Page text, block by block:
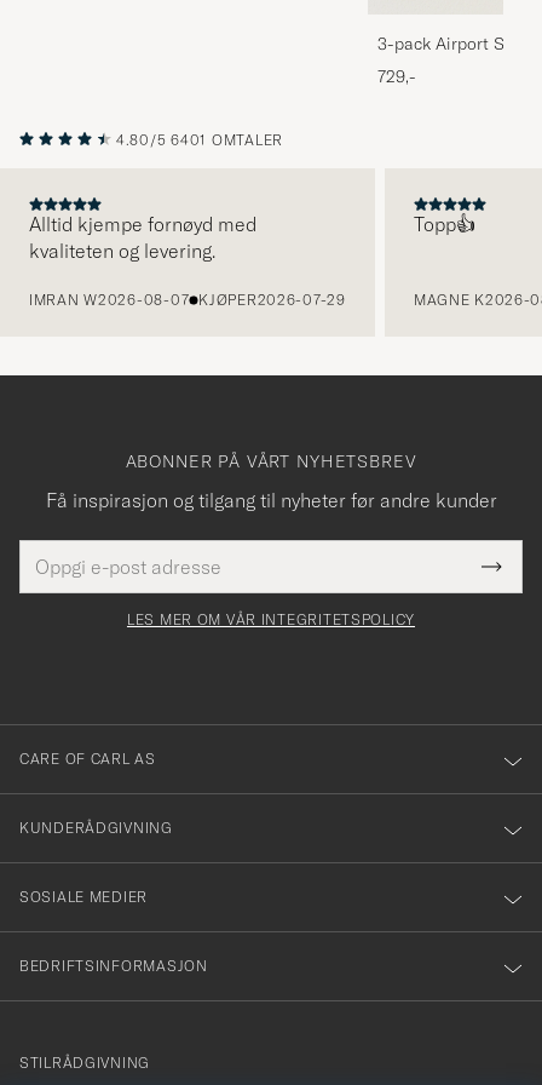
3-pack Airport
Melange
729,-
4.80/5 6401 OMTALER
Alltid kjempe fornøyd med
kvaliteten og levering.
IMRAN W2026-08-07 KJØPER2026-07-29
Topp👍
MAGNE K2026-
ABONNER PÅ VÅRT NYHETSBREV
Få inspirasjon og tilgang til nyheter før andre kunder
postadresse
felt
Tack
för
dig
till
vårt
nyhetsbrev!
LES MER OM VÅR INTEGRITETSPOLICY
CARE OF CARL AS
KUNDERÅDGIVNING
SOSIALE MEDIER
BEDRIFTSINFORMASJON
info@careofcarl.no
STILRÅDGIVNING